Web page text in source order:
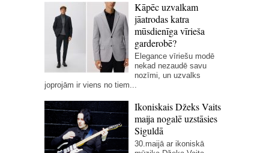
Kāpēc uzvalkam
jāatrodas katra
mūsdienīga vīrieša
garderobē?
Elegance vīriešu modē
nekad nezaudē savu
nozīmi, un uzvalks
joprojām ir viens no tiem...
Ikoniskais Džeks Vaits
maija nogalē uzstāsies
Siguldā
30.maijā ar ikoniskā